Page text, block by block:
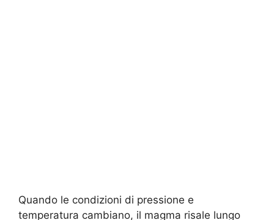
Quando le condizioni di pressione e
temperatura cambiano, il magma risale lungo